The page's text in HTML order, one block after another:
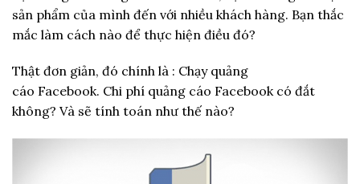
sản phẩm của mình đến với nhiều khách hàng. Bạn thắc
mắc làm cách nào để thực hiện điều đó?
Thật đơn giản, đó chính là : Chạy quảng
cáo Facebook. Chi phí quảng cáo Facebook có đắt
không? Và sẽ tính toán như thế nào?